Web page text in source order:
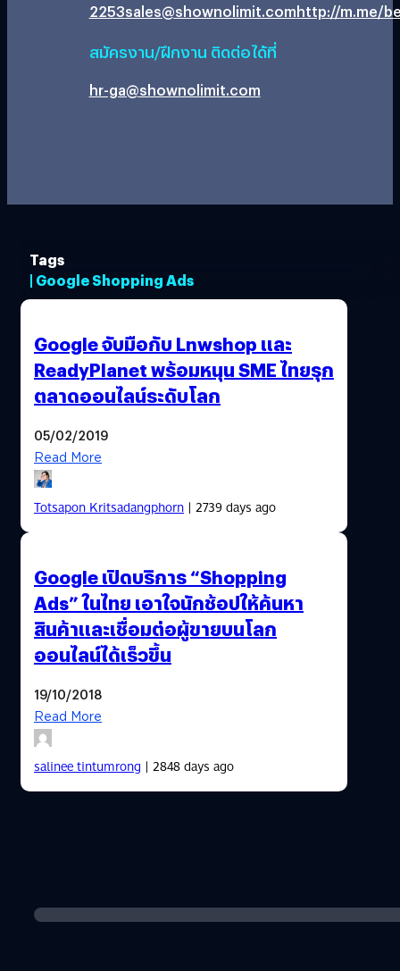
2253sales@shownolimit.comhttp://m.me/
สมัครงาน/ฝึกงาน ติดต่อได้ที่
hr-ga@shownolimit.com
Tags
| Google Shopping Ads
Google จับมือกับ Lnwshop และ
ReadyPlanet พร้อมหนุน SME ไทยรุก
ตลาดออนไลน์ระดับโลก
05/02/2019
Read More
Totsapon Kritsadangphorn| 2739 days ago
Google เปิดบริการ “Shopping
Ads” ในไทย เอาใจนักช้อปให้ค้นหา
สินค้าและเชื่อมต่อผู้ขายบนโลก
ออนไลน์ได้เร็วขึ้น
19/10/2018
Read More
salinee tintumrong | 2848 days ago